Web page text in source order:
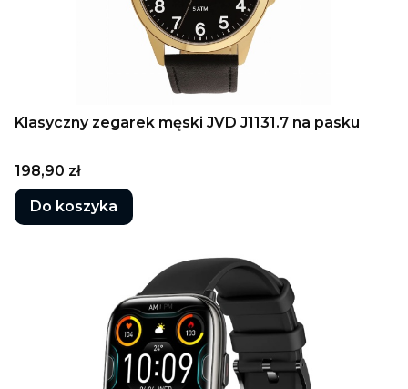
Klasyczny zegarek męski JVD J1131.7 na pasku
Cena
198,90 zł
Do koszyka